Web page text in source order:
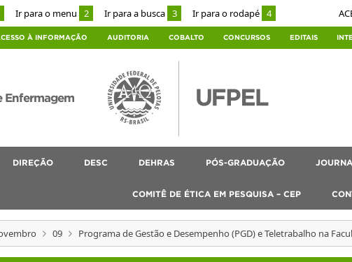
Ir para o menu 2 Ir para a busca 3 Ir para o rodapé 4
À INFORMAÇÃO AUDITORIA COBALTO CONCURSOS EDITAIS
Enfermagem
DIREÇÃO DESC DEHRAS PÓS-GRADUAÇÃO
COMITÊ DE ÉTICA EM PESQUISA – CEP
09 Programa de Gestão e Desempenho (PGD) e Teletrabalho na